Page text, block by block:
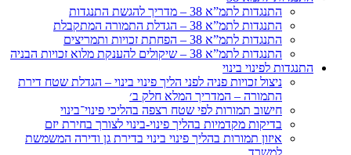
התנגדות לתמ”א 38 – מדריך להגשת התנגדות
התנגדות לתמ”א 38 – הגדלת התמורה המתקבלת
התנגדות לתמ”א 38 – הפחתת זכויות ותמריצים
התנגדות לתמ”א 38 – שיקולים להענקת מלוא זכויות הבניה
התנגדות לפינוי בינוי
ניצול זכויות פניה לפני הליך פינוי בינוי – הגדלת שטח דירת
התמורה – המדריך המלא חלק ב׳
חישוב תמורות לפי שטח רצפה בהליכי פינוי־בינוי
בדיקות מקדמיות בהליך פינוי-בינוי לצורך בחירת יזם
איזון תמורות בהליך פינוי בינוי בדירת גן ודירה המשמשת
למשרד